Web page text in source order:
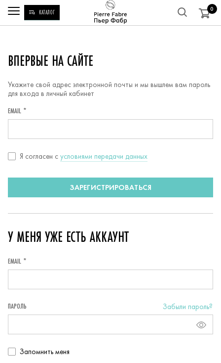
КАТАЛОГ 0
РЕГИСТРАЦИЯ
ВПЕРВЫЕ НА САЙТЕ
Укажите свой адрес электронной почты и мы вышлем вам пароль
для входа в личный кабинет
EMAIL *
Согласие
условиями
данных
Я согласен c условиями передачи данных
ЗАРЕГИСТРИРОВАТЬСЯ
У МЕНЯ УЖЕ ЕСТЬ АККАУНТ
EMAIL *
ПАРОЛЬ Забыли пароль?
Запомнить
Запомнить меня